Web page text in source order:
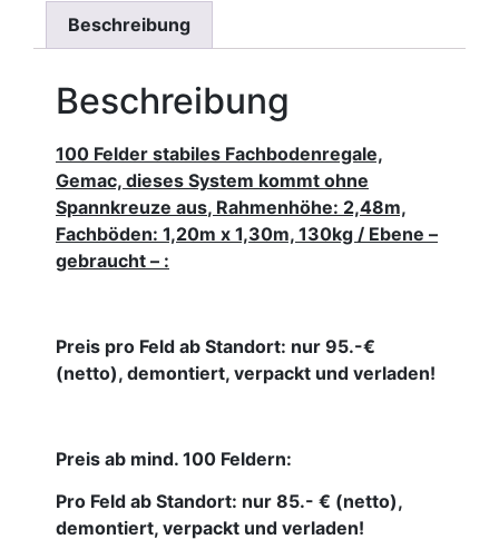
Beschreibung
Beschreibung
100 Felder stabiles Fachbodenregale,
Gemac, dieses System kommt ohne
Spannkreuze aus, Rahmenhöhe: 2,48m,
Fachböden: 1,20m x 1,30m, 130kg / Ebene –
gebraucht – :
Preis pro Feld ab Standort: nur 95.-€
(netto), demontiert, verpackt und verladen!
Preis ab mind. 100 Feldern:
Pro Feld ab Standort: nur 85.- € (netto),
demontiert, verpackt und verladen!